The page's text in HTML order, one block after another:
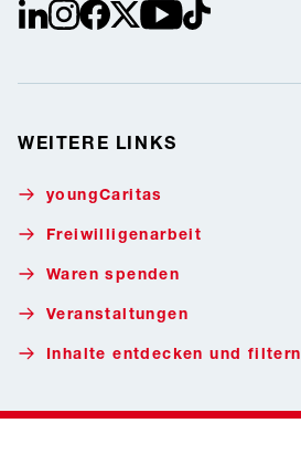
linkedininstagram
facebookTwitter / X
youtube
tiktok
WEITERE LINKS
youngCaritas
Freiwilligenarbeit
Waren spenden
Veranstaltungen
Inhalte entdecken und filtern